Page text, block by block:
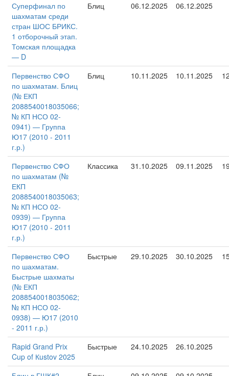
Суперфинал по
шахматам среди
стран ШОС БРИКС.
1 отборочный этап.
Томская площадка
— D
Блиц 06.12.2025 06.12.2025
Первенство СФО
по шахматам. Блиц
(№ ЕКП
2088540018035066;
№ КП НСО 02-
0941) — Группа
Ю17 (2010 - 2011
г.р.)
Блиц 10.11.2025 10.11.2025
Первенство СФО
по шахматам (№
ЕКП
2088540018035063;
№ КП НСО 02-
0939) — Группа
Ю17 (2010 - 2011
г.р.)
Классика 31.10.2025 09.11.2025
Первенство СФО
по шахматам.
Быстрые шахматы
(№ ЕКП
2088540018035062;
№ КП НСО 02-
0938) — Ю17 (2010
- 2011 г.р.)
Быстрые 29.10.2025 30.10.2025
Rapid Grand Prix
Cup of Кustov 2025
Быстрые 24.10.2025 26.10.2025